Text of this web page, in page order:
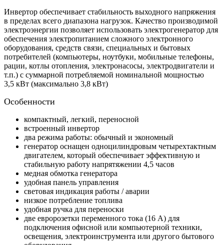
Инвертор обеспечивает стабильность выходного напряжения
в пределах всего диапазона нагрузок. Качество производимой
электроэнергии позволяет использовать электрогенератор для
обеспечения электропитанием сложного электронного
оборудования, средств связи, специальных и бытовых
потребителей (компьютеры, ноутбуки, мобильные телефоны,
рации, котлы отопления, электронасосы, электродвигатели и
т.п.) с суммарной потребляемой номинальной мощностью
3,5 кВт (максимально 3,8 кВт)
Особенности
компактный, легкий, переносной
встроенный инвертор
два режима работы: обычный и экономный
генератор оснащен одноцилиндровым четырехтактным
двигателем, который обеспечивает эффективную и
стабильную работу напрятяжении 4,5 часов
медная обмотка генератора
удобная панель управления
световая индикация работы / аварии
низкое потребление топлива
удобная ручка для переноски
две евророзетки переменного тока (16 А) для
подключения офисной или компьютерной техники,
освещения, электроинструмента или другого бытового